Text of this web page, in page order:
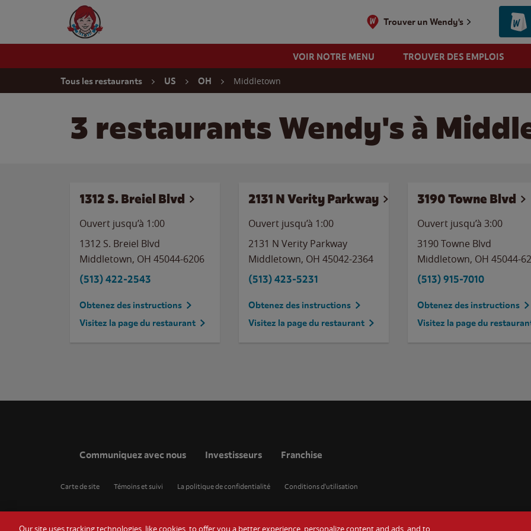
Wendy's Website Home
Trouver un Wendy's
VOIR NOTRE MENU TROUVER DES EMPLOIS
Return to NavTous les restaurants US OH Middletown
3 restaurants Wendy's à
1312 S. Breiel Blvd
Ouvert jusqu’à 1:00
1312 S. Breiel Blvd
Middletown, OH 45044-6206
(513) 422-2543
Obtenez des instructions
Visitez la page du restaurant
2131 N Verity Parkway
Ouvert jusqu’à 1:00
2131 N Verity Parkway
Middletown, OH 45042-2364
(513) 423-5231
Obtenez des instructions
Visitez la page du restaurant
3190 Towne Blvd
Ouvert jusqu’à 3:00
3190 Towne Blvd
Middletown, OH 45044-
(513) 915-7010
Obtenez des instructions
Visitez la page du
Communiquez avec nous Investisseurs Franchise
Carte de site Témoins et suivi La politique de confidentialité Conditions d'utilisation
Our site uses tracking technologies, like cookies, to offer you a better experience, personalize content and ads, and to